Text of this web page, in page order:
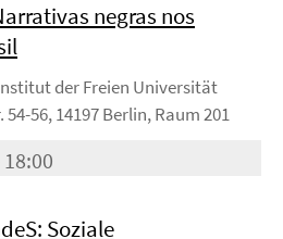
negras nos
der Freien Universität
56, 14197 Berlin, Raum 201
Soziale